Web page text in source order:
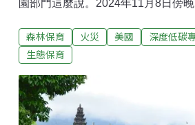
園部門這麼說。2024年11月8日傍
眼間公園烈焰飛騰。為了搶救這片
園」，紐約市消防局派出數百名消防
（Inwood Hill park）、皇后區、布
火警。光是11月，紐約市就發生了
創下歷史紀錄。浴火重生的森林塞克
森林保育 火災 美國 深度低碳
生態保育